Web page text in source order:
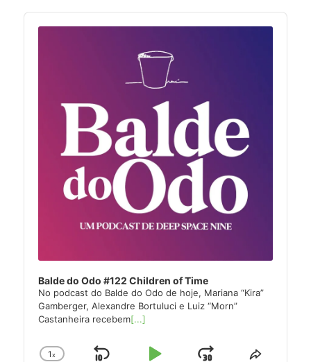
Audio
Player
Balde do Odo #122 Children of Time
No podcast do Balde do Odo de hoje, Mariana “Kira”
Gamberger, Alexandre Bortuluci e Luiz “Morn”
Castanheira recebem[...]
1x